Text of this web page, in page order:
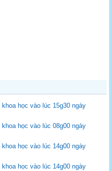
học vào lúc 15g30 ngày
học vào lúc 08g00 ngày
học vào lúc 14g00 ngày
học vào lúc 14g00 ngày